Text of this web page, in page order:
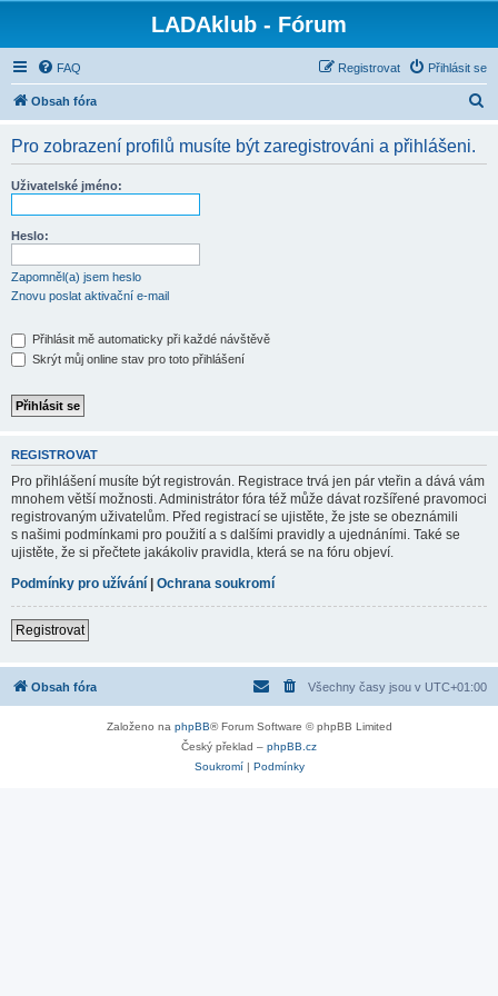
LADAklub - Fórum
FAQ Přihlásit se
Registrovat
Obsah fóra
Pro zobrazení profilů musíte být zaregistrováni a přihlášeni.
Uživatelské jméno:
Heslo:
Zapomněl(a) jsem heslo
Znovu poslat aktivační e-mail
Přihlásit mě automaticky při každé návštěvě
Skrýt můj online stav pro toto přihlášení
REGISTROVAT
Pro přihlášení musíte být registrován. Registrace trvá jen pár vteřin a dává vám
mnohem větší možnosti. Administrátor fóra též může dávat rozšířené pravomoci
registrovaným uživatelům. Před registrací se ujistěte, že jste se obeznámili
s našimi podmínkami pro použití a s dalšími pravidly a ujednáními. Také se
ujistěte, že si přečtete jakákoliv pravidla, která se na fóru objeví.
Podmínky pro užívání | Ochrana soukromí
Registrovat
Obsah fóra Všechny časy jsou v UTC+01:00
Založeno na phpBB® Forum Software © phpBB Limited
Český překlad – phpBB.cz
Soukromí| Podmínky